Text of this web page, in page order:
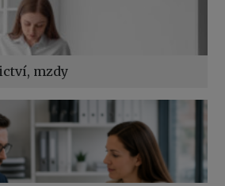
mzdy
na straně zaměstnavatele